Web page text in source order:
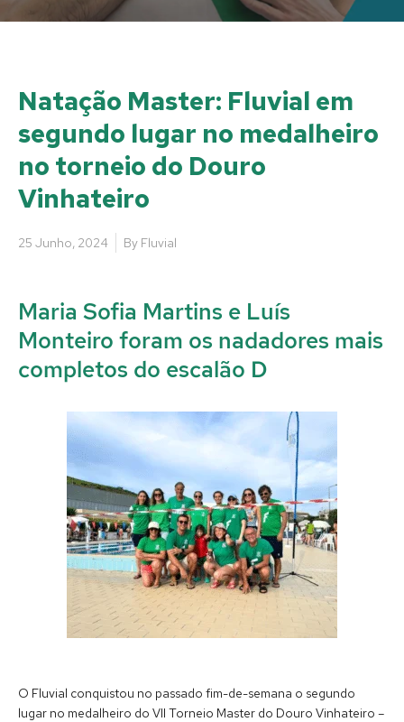
Natação Master: Fluvial em
segundo lugar no medalheiro
no torneio do Douro
Vinhateiro
25 Junho, 2024 By Fluvial
Maria Sofia Martins e Luís
Monteiro foram os nadadores mais
completos do escalão D
O Fluvial conquistou no passado fim-de-semana o segundo
lugar no medalheiro do VII Torneio Master do Douro Vinhateiro –